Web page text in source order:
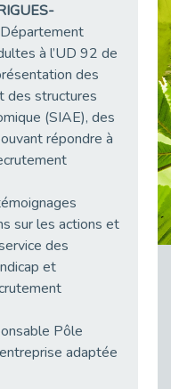
Optimiser son CV lorsqu’on est en situation de handicap
28 avril : Agir ensemble pour une culture de prévention au travail
le handicap
Témoignage : "Le maintien en emploi est un investissement, pas une contrainte."
[RETOUR SUR] Une session de recrutement inclusive réussie à Asnières !
à l’UD 92 de
des
des structures
(SIAE), des
répondre à
sur les actions et
des
et
Pôle
adaptée